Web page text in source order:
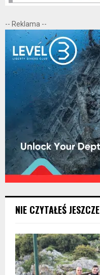
-- Reklama --
NIE CZYTAŁEŚ JESZCZE